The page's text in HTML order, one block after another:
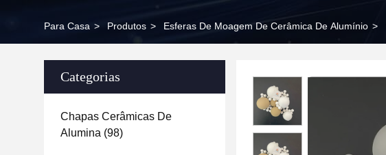
Para Casa > Produtos > Esferas De Moagem De Cerâmica De Alumínio >
Categorias
Chapas Cerâmicas De
Alumina (98)